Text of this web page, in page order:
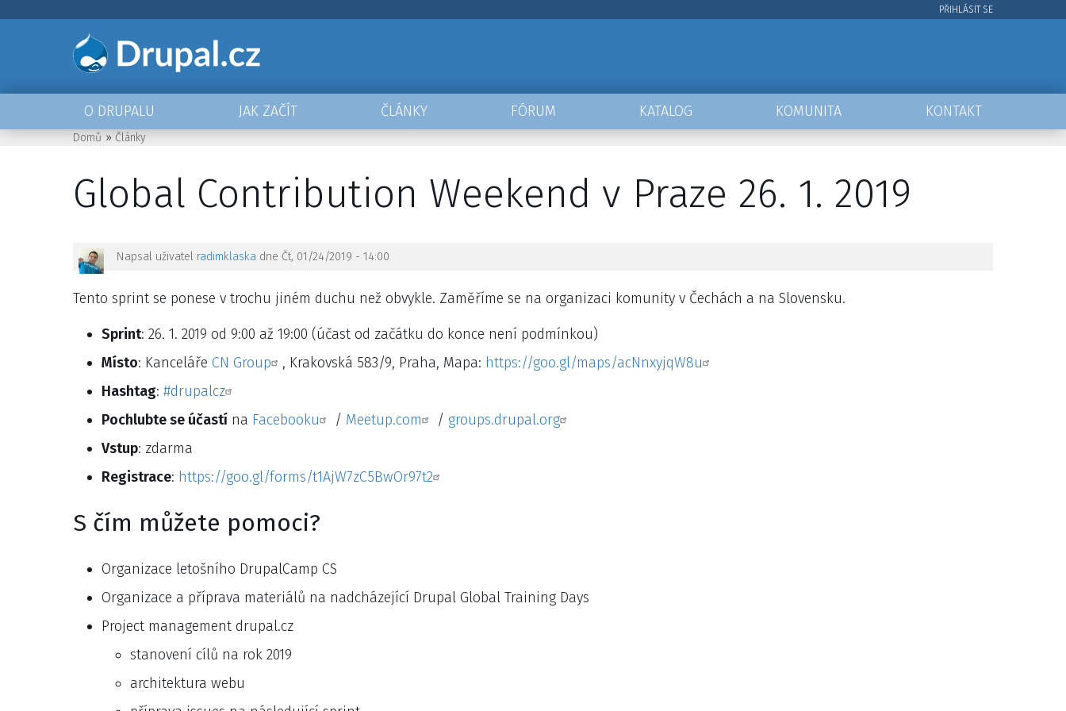
menu
PŘIHLÁSIT SE
Main
O DRUPALU JAK ZAČÍT ČLÁNKY FÓRUM KATALOG KOMUNITA KONTAKT
navigace
Domů Články
Global Contribution Weekend v Praze 26. 1. 2019
Napsal uživatel radimklaskadne Čt, 01/24/2019 - 14:00
Tento sprint se ponese v trochu jiném duchu než obvykle. Zaměříme se na organizaci komunity v Čechách a na Slovensku.
Sprint: 26. 1. 2019 od 9:00 až 19:00 (účast od začátku do konce není podmínkou)
Místo: Kanceláře CN Group , Krakovská 583/9, Praha, Mapa: https://goo.gl/maps/acNnxyjqW8u
Hashtag: #drupalcz
Pochlubte se účastí na Facebooku / Meetup.com / groups.drupal.org
Vstup: zdarma
Registrace: https://goo.gl/forms/t1AjW7zC5BwOr97t2
S čím můžete pomoci?
Organizace letošního DrupalCamp CS
Organizace a příprava materiálů na nadcházející Drupal Global Training Days
Project management drupal.cz
stanovení cílů na rok 2019
architektura webu